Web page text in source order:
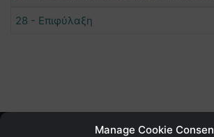
Manage Cookie
28 - Επιφύλαξη